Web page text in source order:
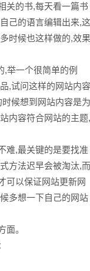
关的书,每天看一篇书
己的语言编辑出来,这
时候也这样做的,效果
,举一个很简单的例
,试问这样的网站内容
候想到网站内容是为
内容符合网站的主题,
难,最关键的是要找准
方法迟早会被淘汰,而
可以保证网站更新网
多想一下自己的网站
。